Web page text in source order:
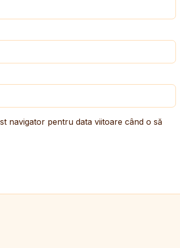
navigator pentru data viitoare când o să